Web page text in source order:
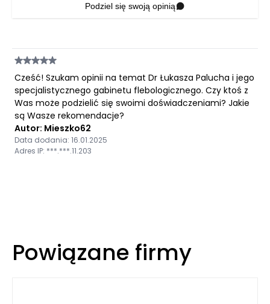
Podziel się swoją opinią
Cześć! Szukam opinii na temat Dr Łukasza Palucha i jego
specjalistycznego gabinetu flebologicznego. Czy ktoś z
Was może podzielić się swoimi doświadczeniami? Jakie
są Wasze rekomendacje?
Autor: Mieszko62
Data dodania: 16.01.2025
Adres IP: ***.***.11.203
Powiązane firmy